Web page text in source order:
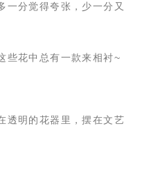
一分觉得夸张，少一分又
些花中总有一款来相衬~
透明的花器里，摆在文艺